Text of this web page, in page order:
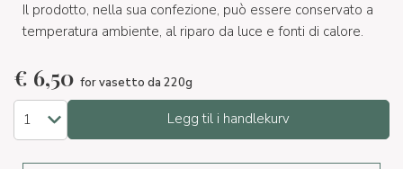
Il prodotto, nella sua confezione, può essere conservato a
temperatura ambiente, al riparo da luce e fonti di calore.
€ 6,50 for vasetto da 220g
Legg til i handlekurv